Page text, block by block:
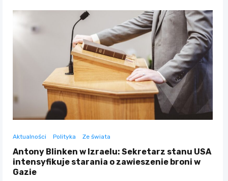
Aktualności Polityka Ze świata
Antony Blinken w Izraelu: Sekretarz stanu USA
intensyfikuje starania o zawieszenie broni w
Gazie